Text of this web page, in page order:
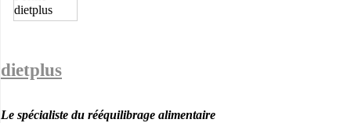
dietplus
Le spécialiste du rééquilibrage alimentaire